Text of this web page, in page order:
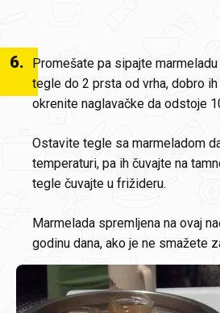
6.
Promešate pa sipajte
tegle do 2 prsta od vrha, dobro
okrenite naglavačke da odstoje
Ostavite tegle sa marmeladom
temperaturi, pa ih čuvajte na
tegle čuvajte u frižideru.
Marmelada spremljena na ovaj
godinu dana, ako je ne smažete